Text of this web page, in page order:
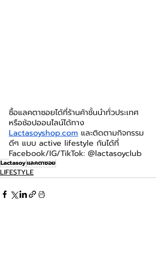
ซื้อแลคตาซอยได้ที่ร้านค้าชั้นนำทั่วประเทศ
หรือช้อปออนไลน์ได้ทาง
Lactasoyshop.com และติดตามกิจกรรม
ดีๆ แบบ active lifestyle กันได้ที่
Facebook/IG/TikTok: @lactasoyclub
Lactasoyแลคตาซอย
LIFESTYLE